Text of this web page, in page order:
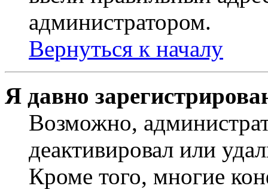
администратором.
Вернуться к началу
Я давно
Возможно,
деактивировал или
Кроме того, многие